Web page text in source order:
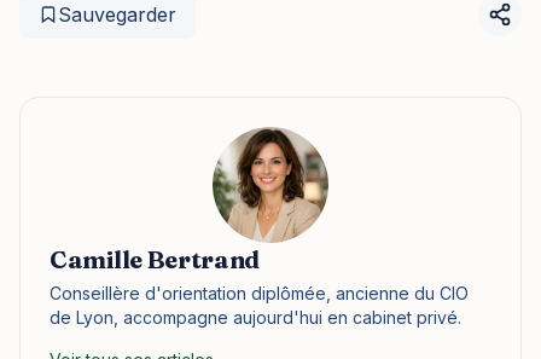
Sauvegarder
Camille Bertrand
Conseillère d'orientation diplômée, ancienne du CIO
de Lyon, accompagne aujourd'hui en cabinet privé.